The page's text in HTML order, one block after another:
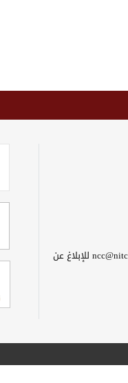
يرجى الاتصال على 065008080 أو إرسال بريد إلكتروني إلى ncc@nitc.gov.jo للإبلاغ عن